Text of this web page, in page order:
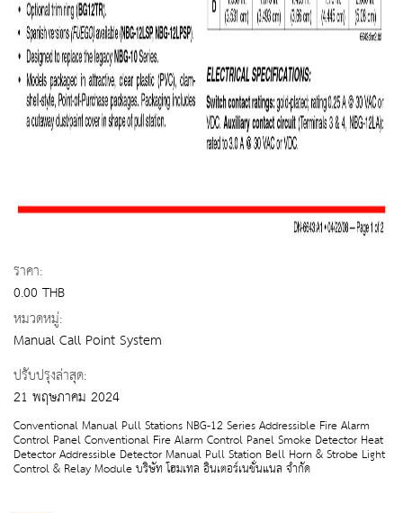
ราคา:
0.00 THB
หมวดหมู่:
Manual Call Point System
ปรับปรุงล่าสุด:
21 พฤษภาคม 2024
Conventional Manual Pull Stations NBG-12 Series Addressible Fire Alarm
Control Panel Conventional Fire Alarm Control Panel Smoke Detector Heat
Detector Addressible Detector Manual Pull Station Bell Horn & Strobe Light
Control & Relay Module บริษัท โฮมเทล อินเตอร์เนชั่นแนล จำกัด